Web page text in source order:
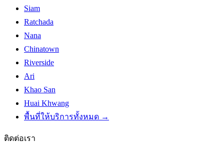
Siam
Ratchada
Nana
Chinatown
Riverside
Ari
Khao San
Huai Khwang
พื้นที่ให้บริการทั้งหมด →
ติดต่อเรา